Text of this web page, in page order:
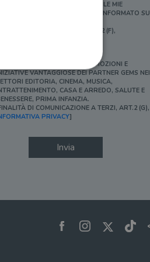
PERSONALIZZATE E IN LINEA CON LE MIE
ABITUDINI DI ACQUISTO, ESSERE INFORMATO SU
[FINALITÀ DI PROFILAZIONE, ART.2 (F),
SÌ, DESIDERO ACCEDERE A PROMOZIONI E
VANTAGGIOSE DEI PARTNER GEMS NEI
EDITORIA, CINEMA, MUSICA,
CASA E ARREDO, SALUTE E
PRIMA INFANZIA.
DI COMUNICAZIONE A TERZI, ART.2 (G),
PRIVACY]
Invia
dell'account. Il sito
per il dominio corrente.